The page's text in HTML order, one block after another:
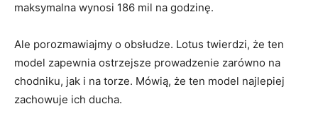
maksymalna wynosi 186 mil na godzinę.
Ale porozmawiajmy o obsłudze. Lotus twierdzi, że ten
model zapewnia ostrzejsze prowadzenie zarówno na
chodniku, jak i na torze. Mówią, że ten model najlepiej
zachowuje ich ducha.